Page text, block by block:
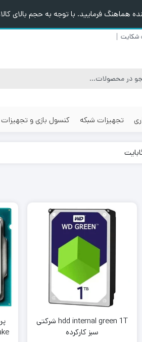
فرمایید. با توجه به حجم بالای
شکایت
تجهیزات شبکه کنسول بازی و تجهیزات
hdd internal green 1T شرکتی
سبز کارکرده